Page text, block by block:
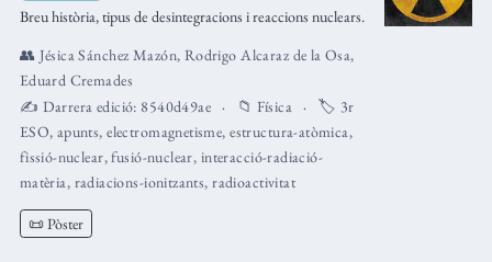
Breu història, tipus de desintegracions i reaccions nuclears.
👥 Jésica Sánchez Mazón, Rodrigo Alcaraz de la Osa,
Eduard Cremades
✍️ Darrera edició: 8540d49ae 📁 Física 🏷️ 3r
ESO, apunts,electromagnetisme,estructura-atòmica,
fissió-nuclear,fusió-nuclear, interacció-radiació-
matèria, radiacions-ionitzants,radioactivitat
📜 Pòster